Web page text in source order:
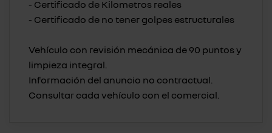
- Certificado de Kilometros reales
- Certificado de no tener golpes estructurales
Vehículo con revisión mecánica de 90 puntos y
limpieza integral.
Información del anuncio no contractual.